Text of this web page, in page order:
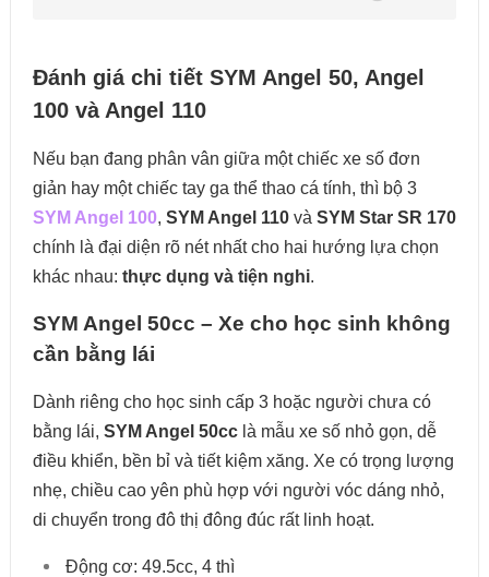
Đánh giá chi tiết SYM Angel 50, Angel
100 và Angel 110
Nếu bạn đang phân vân giữa một chiếc xe số đơn
giản hay một chiếc tay ga thể thao cá tính, thì bộ 3
SYM Angel 100, SYM Angel 110và SYM Star SR 170
chính là đại diện rõ nét nhất cho hai hướng lựa chọn
khác nhau: thực dụng và tiện nghi.
SYM Angel 50cc – Xe cho học sinh không
cần bằng lái
Dành riêng cho học sinh cấp 3 hoặc người chưa có
bằng lái, SYM Angel 50cclà mẫu xe số nhỏ gọn, dễ
điều khiển, bền bỉ và tiết kiệm xăng. Xe có trọng lượng
nhẹ, chiều cao yên phù hợp với người vóc dáng nhỏ,
di chuyển trong đô thị đông đúc rất linh hoạt.
Động cơ: 49.5cc, 4 thì